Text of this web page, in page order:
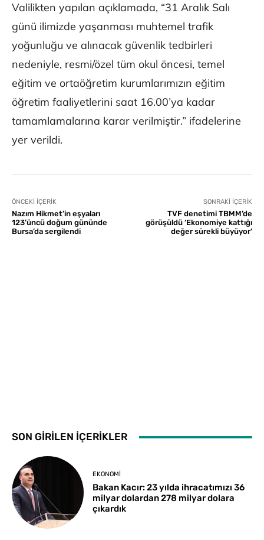
Valilikten yapılan açıklamada, “31 Aralık Salı
günü ilimizde yaşanması muhtemel trafik
yoğunluğu ve alınacak güvenlik tedbirleri
nedeniyle, resmi/özel tüm okul öncesi, temel
eğitim ve ortaöğretim kurumlarımızın eğitim
öğretim faaliyetlerini saat 16.00’ya kadar
tamamlamalarına karar verilmiştir.” ifadelerine
yer verildi.
ÖNCEKI İÇERIK
Nazım Hikmet’in eşyaları
123’üncü doğum gününde
Bursa’da sergilendi
SONRAKI İÇERIK
TVF denetimi TBMM’de
görüşüldü ‘Ekonomiye kattığı
değer sürekli büyüyor’
SON GİRİLEN İÇERİKLER
EKONOMI
Bakan Kacır: 23 yılda ihracatımızı 36
milyar dolardan 278 milyar dolara
çıkardık